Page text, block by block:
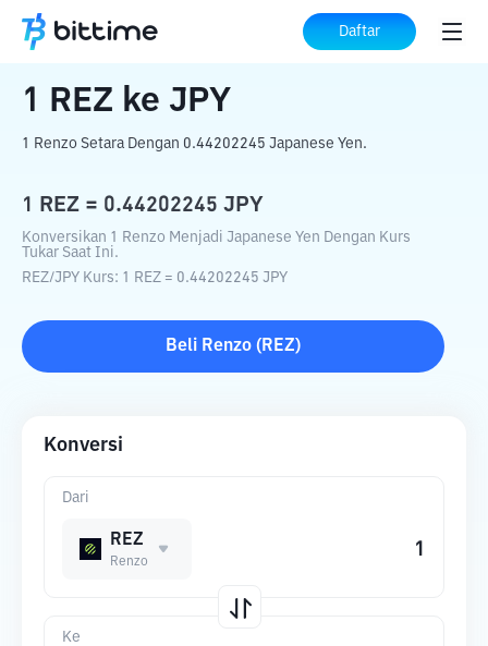
Daftar
Beranda Konverter Kripto ke JPY
1 REZ ke JPY
1 Renzo Setara Dengan 0.44202245 Japanese Yen.
1 REZ = 0.44202245 JPY
Konversikan 1 Renzo Menjadi Japanese Yen Dengan Kurs
Tukar Saat Ini.
REZ/JPY Kurs: 1 REZ = 0.44202245 JPY
Beli Renzo ( REZ)
Konversi
Dari
REZ
Renzo
Ke